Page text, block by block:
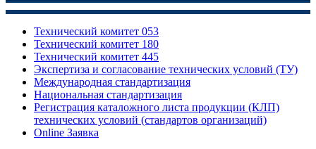
Технический комитет 053
Технический комитет 180
Технический комитет 445
Экспертиза и согласование технических условий (ТУ)
Международная стандартизация
Национальная стандартизация
Регистрация каталожного листа продукции (КЛП)
технических условий (стандартов организаций)
Online Заявка